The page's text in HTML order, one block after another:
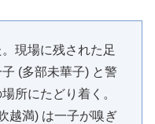
現場に残された足
(多部未華子) と警
所にたどり着く。
越満) は一子が嗅ぎ